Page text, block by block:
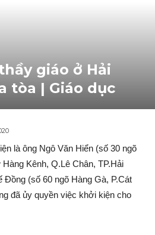
giáo ở Hải
tòa | Giáo dục
là ông Ngô Văn Hiển (số 30 ngõ
Kênh, Q.Lê Chân, TP.Hải
Đồng (số 60 ngõ Hàng Gà, P.Cát
đã ủy quyền việc khởi kiện cho